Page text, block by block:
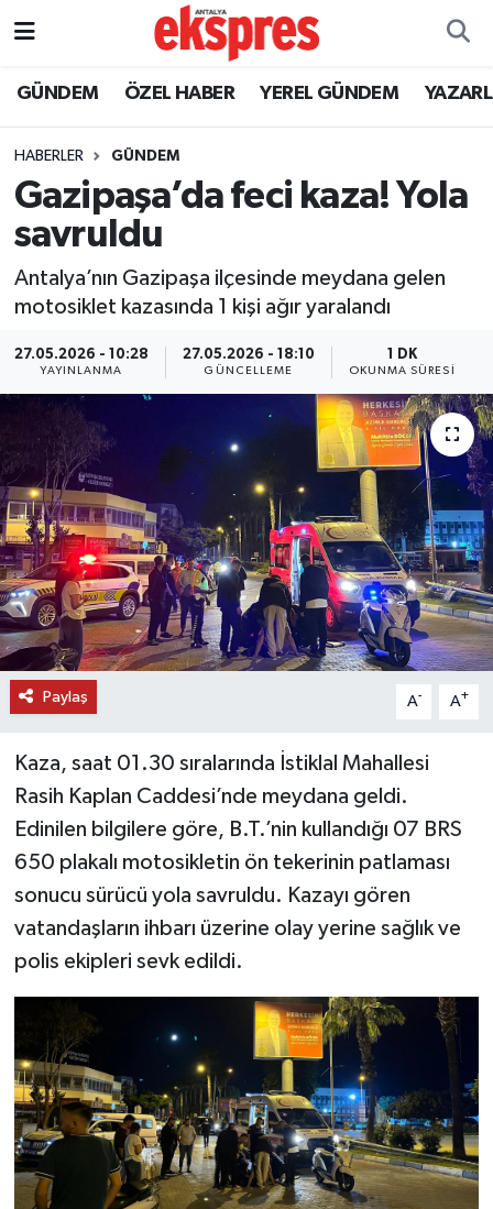
GÜNDEM ÖZEL HABER YEREL GÜNDEM
HABERLER GÜNDEM
Gazipaşa’da feci kaza! Yola
savruldu
Antalya’nın Gazipaşa ilçesinde meydana gelen
motosiklet kazasında 1 kişi ağır yaralandı
27.05.2026 - 10:28
YAYINLANMA
27.05.2026 - 18:10
GÜNCELLEME
1 DK
OKUNMA SÜRESI
Paylaş A- A+
Kaza, saat 01.30 sıralarında İstiklal Mahallesi
Rasih Kaplan Caddesi’nde meydana geldi.
Edinilen bilgilere göre, B.T.’nin kullandığı 07 BRS
650 plakalı motosikletin ön tekerinin patlaması
sonucu sürücü yola savruldu. Kazayı gören
vatandaşların ihbarı üzerine olay yerine sağlık ve
polis ekipleri sevk edildi.
ÖZEL HABER
YEREL GÜNDEM
EKONOMİ
KÜLTÜR - SANAT
SPOR
SİYASET
SAĞLIK
DÜNYA
EĞİTİM
TURİZM
RÖPORTAJ
VİDEO HABERLER
YAZARLAR
RESMİ İLAN
MAGAZİN
Nöbetçi Eczaneler
Trafik Durumu
Süper Lig Puan Durumu ve Fikstür
Tüm Manşetler
Son Dakika Haberleri
Haber Arşivi